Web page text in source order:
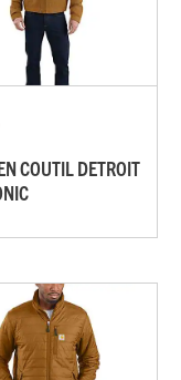
COUTIL DETROIT